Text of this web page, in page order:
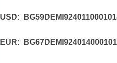
USD:
EUR: